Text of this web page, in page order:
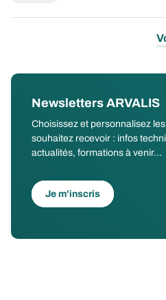
Newsletters ARVALIS
Choisissez et personnalisez
souhaitez recevoir : infos
actualités, formations à venir...
Je m'inscris